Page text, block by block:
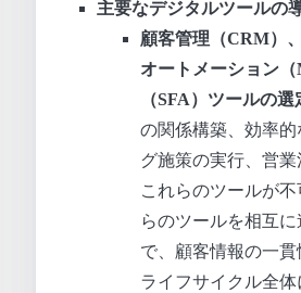
主要なデジタルツールの
顧客管理（CRM）
オートメーション
（SFA）ツールの選
の関係構築、効率
グ施策の実行、営
これらのツールが
らのツールを相互
で、顧客情報の一
ライフサイクル全